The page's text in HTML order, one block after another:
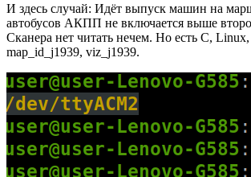
И здесь случай: Идёт выпуск машин на
автобусов АКПП не включается выше
Сканера нет читать нечем. Но есть C,
map_id_j1939, viz_j1939.